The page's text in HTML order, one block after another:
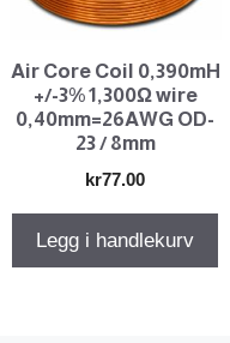
Air Core Coil 0,390mH
+/-3% 1,300Ω wire
0,40mm=26AWG OD-
23 / 8mm
kr77.00
Legg i handlekurv